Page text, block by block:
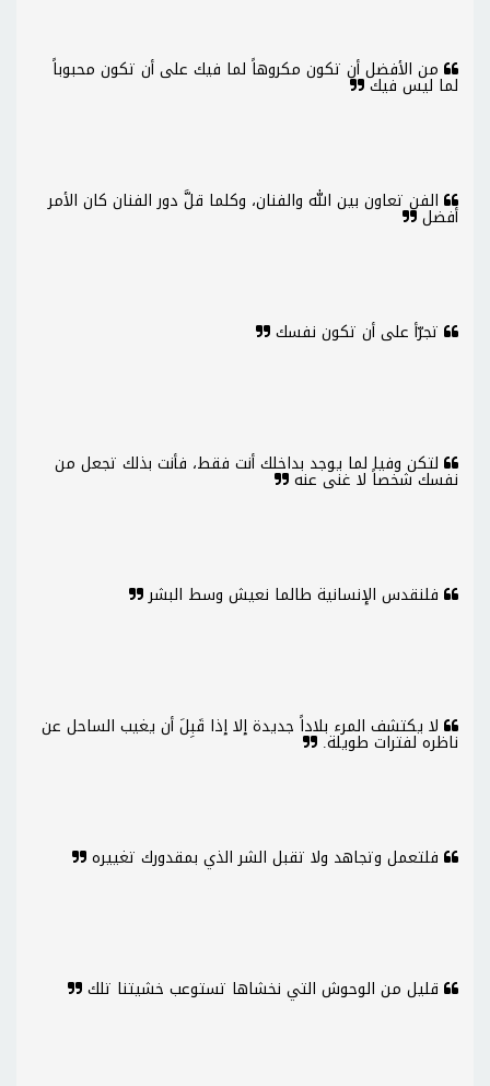
من الأفضل أن تكون مكروهاً لما فيك على أن تكون محبوباً
لما ليس فيك
الفن تعاون بين الله والفنان، وكلما قلَّ دور الفنان كان الأمر
أفضل
تجرّأ على أن تكون نفسك
لتكن وفيا لما يوجد بداخلك أنت فقط، فأنت بذلك تجعل من
نفسك شخصاً لا غنى عنه
فلنقدس الإنسانية طالما نعيش وسط البشر
لا يكتشف المرء بلاداً جديدة إلا إذا قَبِلَ أن يغيب الساحل عن
ناظره لفترات طويلة.
فلتعمل وتجاهد ولا تقبل الشر الذي بمقدورك تغييره
قليل من الوحوش التي نخشاها تستوعب خشيتنا تلك